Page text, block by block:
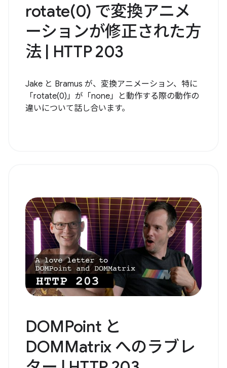
rotate(0) で変換アニメ
ーションが修正された方
法 | HTTP 203
Jake と Bramus が、変換アニメーション、特に
「rotate(0)」が「none」と動作する際の動作の
違いについて話し合います。
DOMPoint と
DOMMatrix へのラブレ